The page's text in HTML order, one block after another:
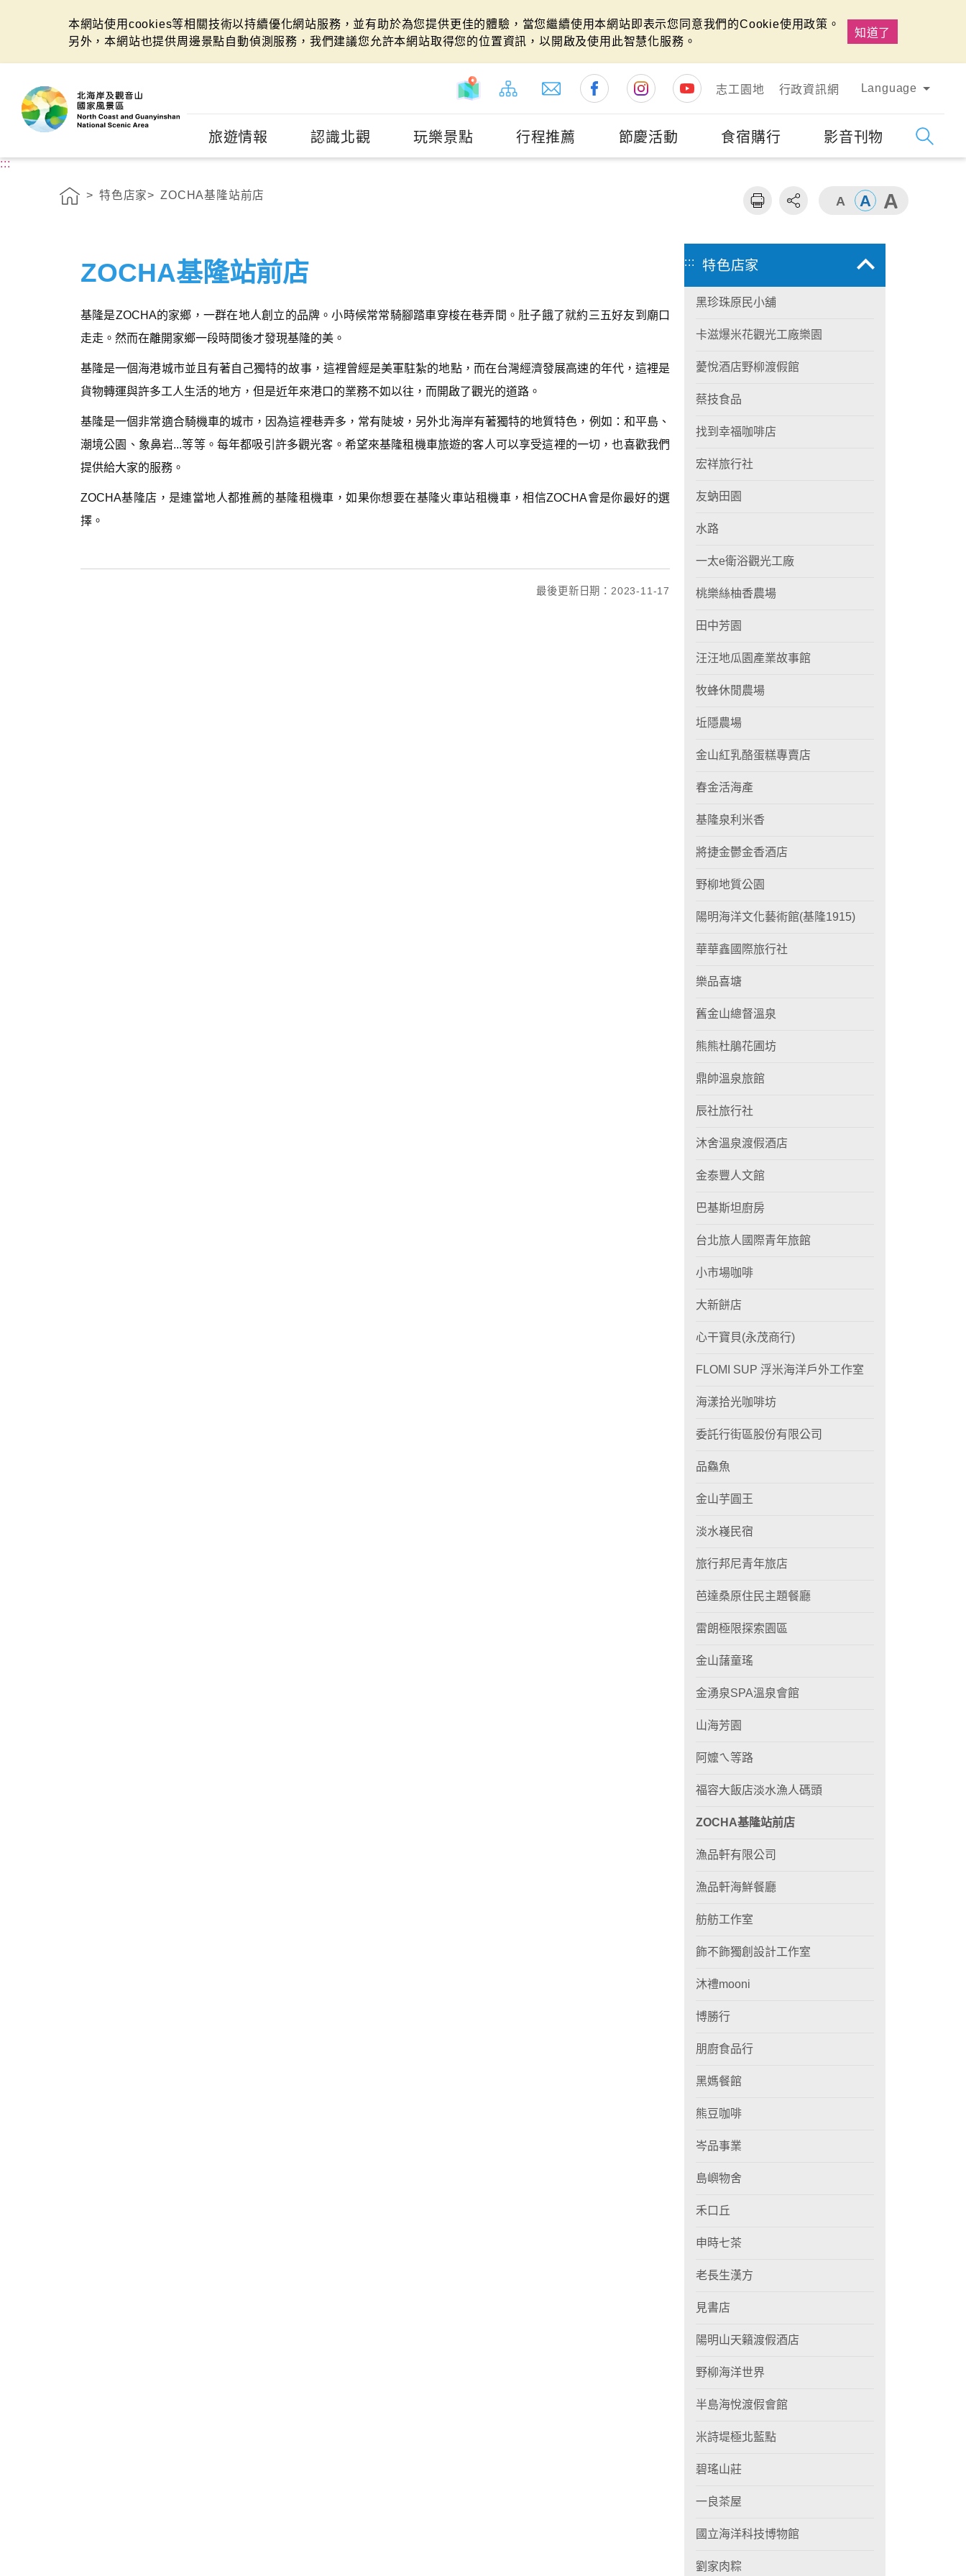
本網站使用cookies等相關技術以持續優化網站服務，並有助於為您提供更佳的體驗，當您繼續使用本網站即表示您同意我們的Cookie使用政策。
另外，本網站也提供周邊景點自動偵測服務，我們建議您允許本網站取得您的位置資訊，以開啟及使用此智慧化服務。
知道了
志工園地
行政資訊網 Language
旅遊情報 認識北觀 玩樂景點 行程推薦 節慶活動 食宿購行 影音刊物
:::
特色店家 ZOCHA基隆站前店
ZOCHA基隆站前店
基隆是ZOCHA的家鄉，一群在地人創立的品牌。小時候常常騎腳踏車穿梭在巷弄間。肚子餓了就約三五好友到廟口
走走。然而在離開家鄉一段時間後才發現基隆的美。
基隆是一個海港城市並且有著自己獨特的故事，這裡曾經是美軍駐紮的地點，而在台灣經濟發展高速的年代，這裡是
貨物轉運與許多工人生活的地方，但是近年來港口的業務不如以往，而開啟了觀光的道路。
基隆是一個非常適合騎機車的城市，因為這裡巷弄多，常有陡坡，另外北海岸有著獨特的地質特色，例如：和平島、
潮境公園、象鼻岩...等等。每年都吸引許多觀光客。希望來基隆租機車旅遊的客人可以享受這裡的一切，也喜歡我們
提供給大家的服務。
ZOCHA基隆店，是連當地人都推薦的基隆租機車，如果你想要在基隆火車站租機車，相信ZOCHA會是你最好的選
擇。
最後更新日期：2023-11-17
::: 特色店家
黑珍珠原民小舖
卡滋爆米花觀光工廠樂園
薆悅酒店野柳渡假館
蔡技食品
找到幸福咖啡店
宏祥旅行社
友蚋田園
水路
一太e衛浴觀光工廠
桃樂絲柚香農場
田中芳園
汪汪地瓜園產業故事館
牧蜂休閒農場
坵隱農場
金山紅乳酪蛋糕專賣店
春金活海產
基隆泉利米香
將捷金鬱金香酒店
野柳地質公園
陽明海洋文化藝術館(基隆1915)
華華鑫國際旅行社
樂品喜塘
舊金山總督溫泉
熊熊杜鵑花圃坊
鼎帥溫泉旅館
辰社旅行社
沐舍溫泉渡假酒店
金泰豐人文館
巴基斯坦廚房
台北旅人國際青年旅館
小市場咖啡
大新餅店
心干寶貝(永茂商行)
FLOMI SUP 浮米海洋戶外工作室
海漾拾光咖啡坊
委託行街區股份有限公司
品鱻魚
金山芋圓王
淡水嶘民宿
旅行邦尼青年旅店
芭達桑原住民主題餐廳
雷朗極限探索園區
金山藷童瑤
金湧泉SPA溫泉會館
山海芳園
阿嬤ㄟ等路
福容大飯店淡水漁人碼頭
ZOCHA基隆站前店
漁品軒有限公司
漁品軒海鮮餐廳
舫舫工作室
飾不飾獨創設計工作室
沐禮mooni
博勝行
朋廚食品行
黑媽餐館
熊豆咖啡
岑品事業
島嶼物舍
禾口丘
申時七茶
老長生漢方
見書店
陽明山天籟渡假酒店
野柳海洋世界
半島海悅渡假會館
米詩堤極北藍點
碧瑤山莊
一良茶屋
國立海洋科技博物館
劉家肉粽